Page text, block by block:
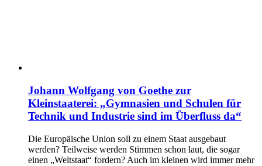
Johann Wolfgang von Goethe zur
Kleinstaaterei: „Gymnasien und Schulen für
Technik und Industrie sind im Überfluss da“
Die Europäische Union soll zu einem Staat ausgebaut
werden? Teilweise werden Stimmen schon laut, die sogar
einen „Weltstaat“ fordern? Auch im kleinen wird immer mehr